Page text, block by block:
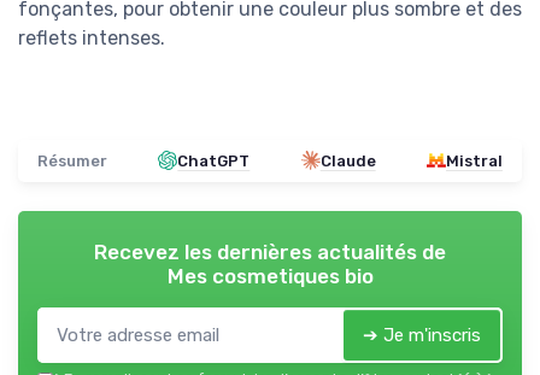
fonçantes, pour obtenir une couleur plus sombre et des
reflets intenses.
Résumer ChatGPT Claude Mistral
Recevez les dernières actualités de
Mes cosmetiques bio
➔ Je m'inscris